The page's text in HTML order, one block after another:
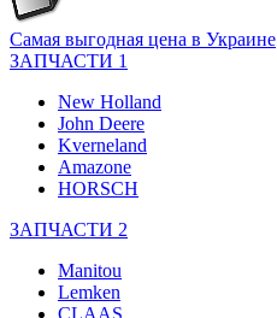
Самая выгодная цена в Украине
ЗАПЧАСТИ 1
New Holland
John Deere
Kverneland
Amazone
HORSCH
ЗАПЧАСТИ 2
Manitou
Lemken
CLAAS